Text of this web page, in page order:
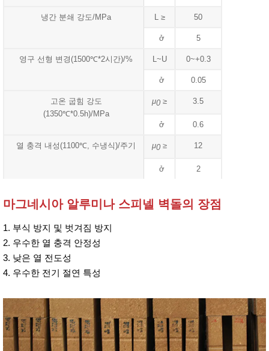
냉간 분쇄 강도/MPa L ≥ 50
ở 5
영구 선형 변경(1500℃*2시간)/% L~U 0~+0.3
ở 0.05
고온 굽힘 강도
(1350℃*0.5h)/MPa
μ0 ≥ 3.5
ở 0.6
열 충격 내성(1100℃, 수냉식)/주기 μ0 ≥ 12
ở 2
마그네시아 알루미나 스피넬 벽돌의 장점
1. 부식 방지 및 벗겨짐 방지
2. 우수한 열 충격 안정성
3. 낮은 열 전도성
4. 우수한 전기 절연 특성